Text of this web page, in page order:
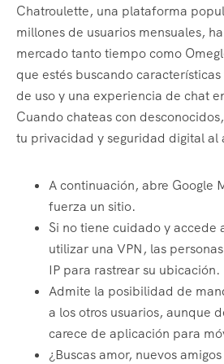
Chatroulette, una plataforma
millones de usuarios mensuales,
mercado tanto tiempo como
que estés buscando
de uso y una experiencia de chat
Cuando chateas con
tu privacidad y seguridad digital al
A continuación, abre Google
fuerza un sitio.
Si no tiene cuidado y accede
utilizar una VPN, las
IP para rastrear su ubicación.
Admite la posibilidad de
a los otros usuarios, aunque
carece de aplicación para
¿Buscas amor, nuevos